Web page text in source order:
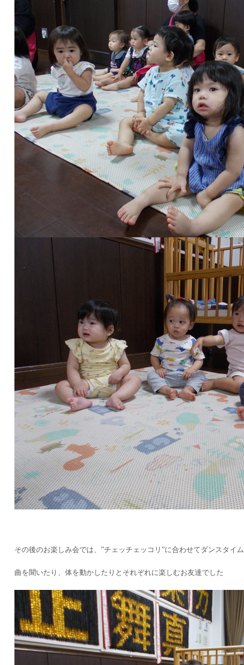
その後のお楽しみ会では、”チェッチェッコリ”に合わせてダンスタイム
曲を聞いたり、体を動かしたりとそれぞれに楽しむお友達でした